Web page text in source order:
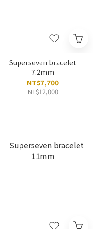
Superseven bracelet
7.2mm
NT$7,700
NT$12,000